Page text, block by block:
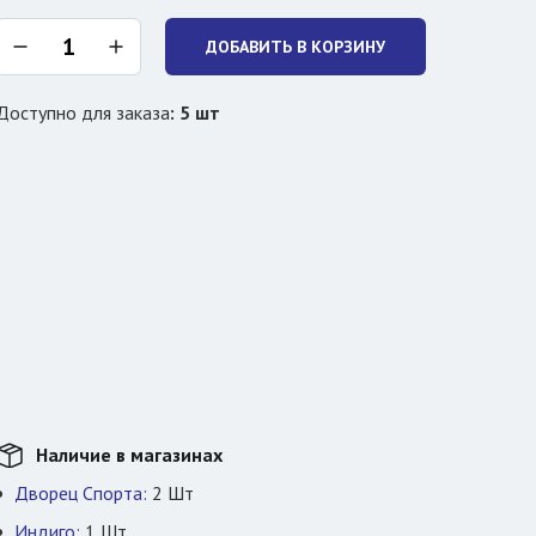
ДОБАВИТЬ В КОРЗИНУ
для заказа: 5 шт
Наличие в магазинах
Дворец Спорта: 2 Шт
Индиго: 1 Шт